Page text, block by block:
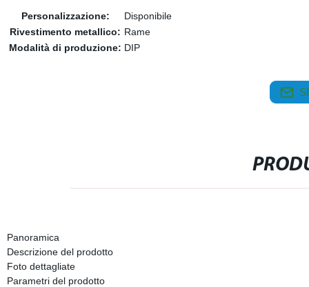
Personalizzazione:
Disponibile
Rivestimento metallico: Rame
Modalità di produzione: DIP
Panoramica
Descrizione del prodotto
Foto dettagliate
Parametri del prodotto